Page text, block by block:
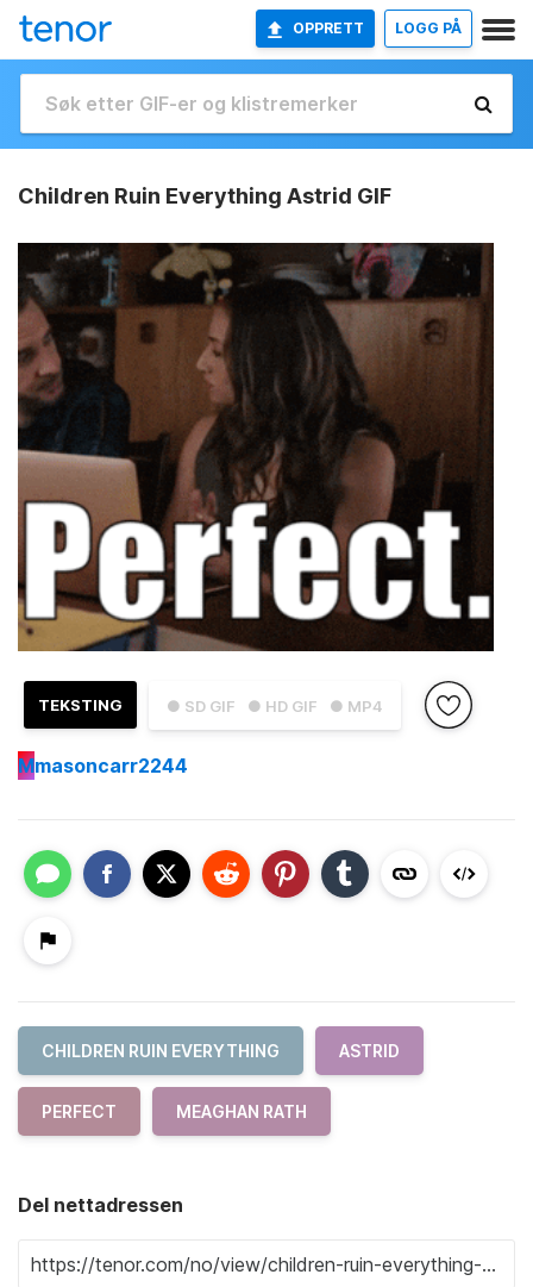
OPPRETT LOGG PÅ
Children Ruin Everything Astrid GIF
● SD GIF ● HD GIF ● MP4
TEKSTING
Mmasoncarr2244
CHILDREN RUIN EVERYTHING ASTRID
PERFECT MEAGHAN RATH
Del nettadressen